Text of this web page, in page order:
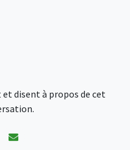
et disent à propos de cet